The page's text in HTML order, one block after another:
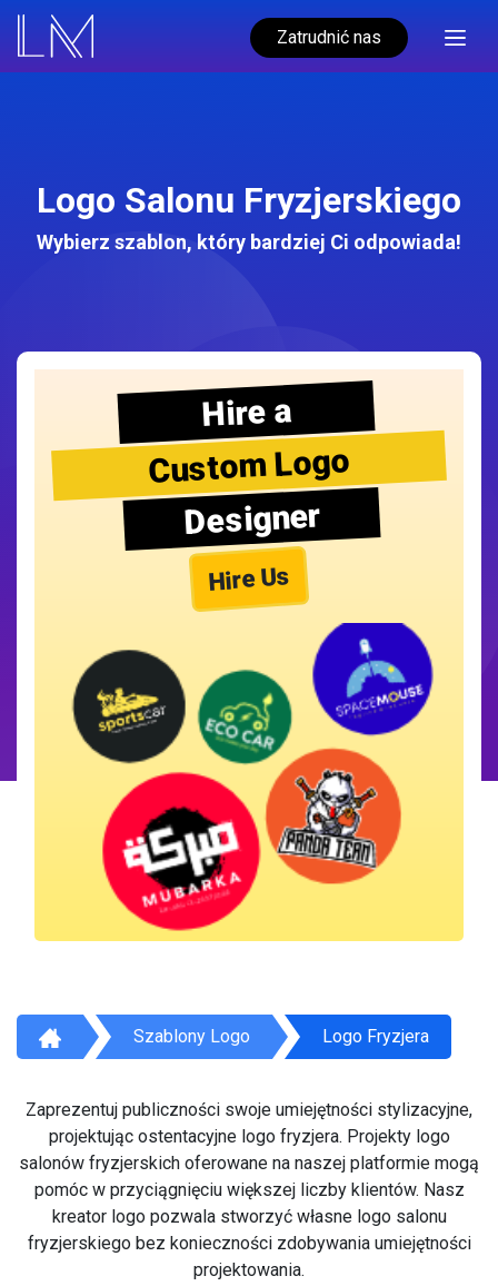
Zatrudnić nas
Logo Salonu Fryzjerskiego
Wybierz szablon, który bardziej Ci odpowiada!
Hire a
Custom Logo
Designer
Hire Us
Szablony Logo Logo Fryzjera
Zaprezentuj publiczności swoje umiejętności stylizacyjne,
projektując ostentacyjne logo fryzjera. Projekty logo
salonów fryzjerskich oferowane na naszej platformie mogą
pomóc w przyciągnięciu większej liczby klientów. Nasz
kreator logo pozwala stworzyć własne logo salonu
fryzjerskiego bez konieczności zdobywania umiejętności
projektowania.